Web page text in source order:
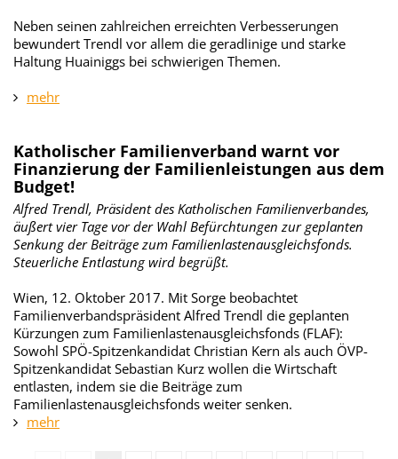
Neben seinen zahlreichen erreichten Verbesserungen
bewundert Trendl vor allem die geradlinige und starke
Haltung Huainiggs bei schwierigen Themen.
mehr
Katholischer Familienverband warnt vor
Finanzierung der Familienleistungen aus dem
Budget!
Alfred Trendl, Präsident des Katholischen Familienverbandes,
äußert vier Tage vor der Wahl Befürchtungen zur geplanten
Senkung der Beiträge zum Familienlastenausgleichsfonds.
Steuerliche Entlastung wird begrüßt.
Wien, 12. Oktober 2017. Mit Sorge beobachtet
Familienverbandspräsident Alfred Trendl die geplanten
Kürzungen zum Familienlastenausgleichsfonds (FLAF):
Sowohl SPÖ-Spitzenkandidat Christian Kern als auch ÖVP-
Spitzenkandidat Sebastian Kurz wollen die Wirtschaft
entlasten, indem sie die Beiträge zum
Familienlastenausgleichsfonds weiter senken.
mehr